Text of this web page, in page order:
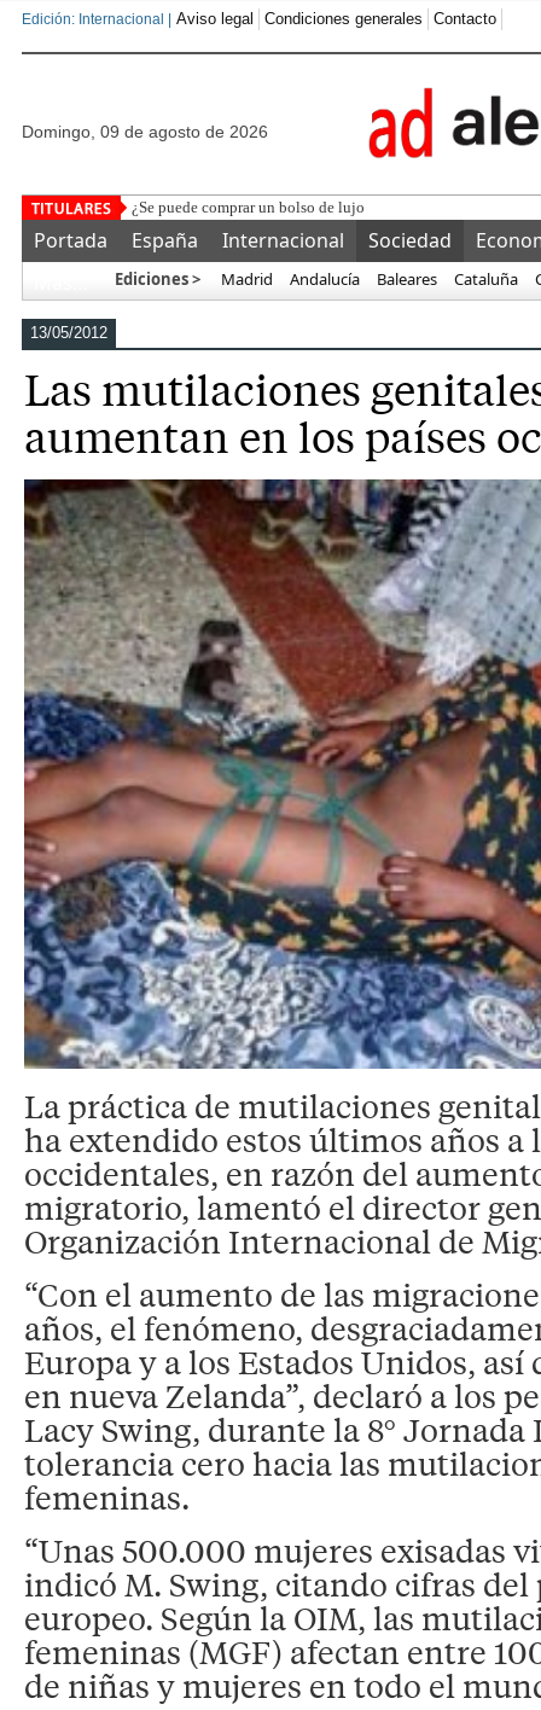
Edición: Internacional | Aviso legal Condiciones generales Contacto
domingo, 09 de agosto de 2026
¿Se puede comprar un bolso de lujo a mitad de precio? El
Portada España Internacional Sociedad
Ediciones > Madrid Andalucía Baleares Cataluña
13/05/2012
Las mutilaciones
aumentan en los países
La práctica de mutilaciones
ha extendido estos últimos años a
occidentales, en razón del
migratorio, lamentó el director
Organización Internacional de
“Con el aumento de las
años, el fenómeno,
Europa y a los Estados Unidos,
en nueva Zelanda”, declaró a los
Lacy Swing, durante la 8°
tolerancia cero hacia las
femeninas.
“Unas 500.000 mujeres exisadas
indicó M. Swing, citando cifras
europeo. Según la OIM, las
femeninas (MGF) afectan entre
de niñas y mujeres en todo el